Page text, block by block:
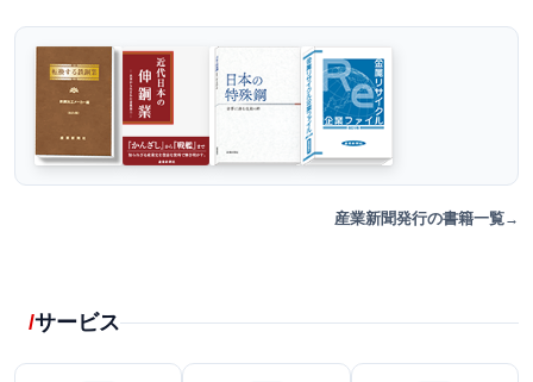
産業新聞発行の書籍一覧
サービス